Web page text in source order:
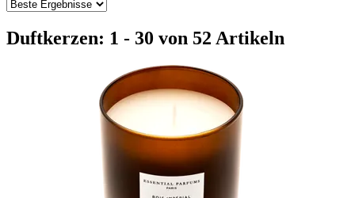
Duftkerzen: 1 - 30 von 52 Artikeln